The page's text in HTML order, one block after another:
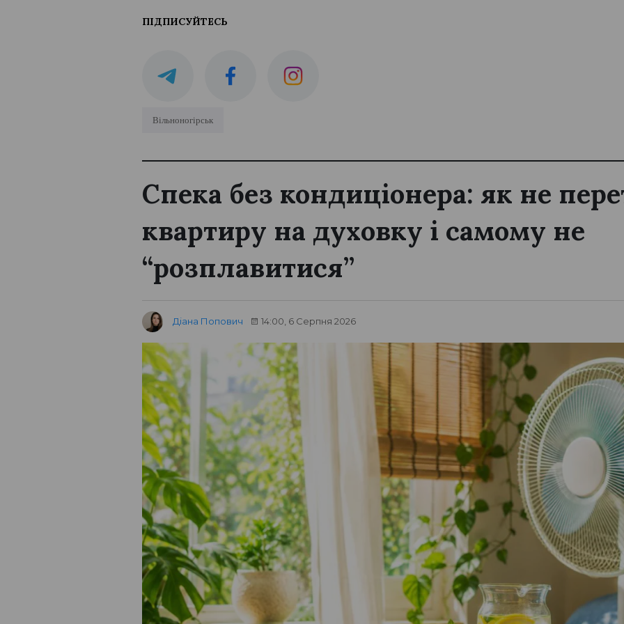
ПІДПИСУЙТЕСЬ
Вільноногірськ
Спека без кондиціонера: як не
квартиру на духовку і самому не
“розплавитися”
Діана Попович 14:00, 6 Серпня 2026